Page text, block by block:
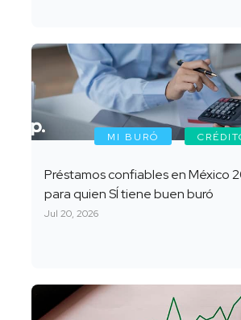
MI BURÓ
Préstamos confiables en México
para quien SÍ tiene buen buró
Jul 20, 2026